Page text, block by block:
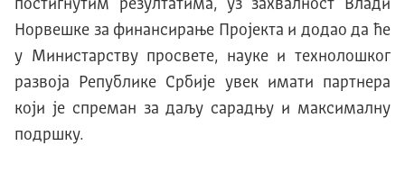
постигнутим резултатима, уз захвалност Влади
Норвешке за финансирање Пројекта и додао да ће
у Министарству просвете, науке и технолошког
развоја Републике Србије увек имати партнера
који је спреман за даљу сарадњу и максималну
подршку.